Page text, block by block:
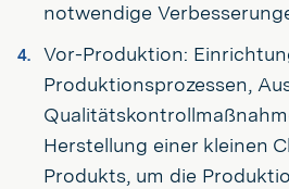
notwendige
Vor-Produktion:
Produktionsprozessen,
Herstellung einer kleinen
Produkts, um die